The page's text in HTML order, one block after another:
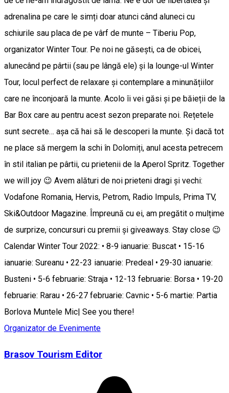
adrenalina pe care le simți doar atunci când aluneci cu
schiurile sau placa de pe vârf de munte – Tiberiu Pop,
organizator Winter Tour. Pe noi ne găsești, ca de obicei,
alunecând pe pârtii (sau pe lângă ele) și la lounge-ul Winter
Tour, locul perfect de relaxare și contemplare a minunățiilor
care ne înconjoară la munte. Acolo îi vei găsi și pe băieții de la
Bar Box care au pentru acest sezon preparate noi. Rețetele
sunt secrete… așa că hai să le descoperi la munte. Și dacă tot
ne place să mergem la schi în Dolomiți, anul acesta petrecem
în stil italian pe pârtii, cu prietenii de la Aperol Spritz. Together
we will joy 😉 Avem alături de noi prieteni dragi și vechi:
Vodafone Romania, Hervis, Petrom, Radio Impuls, Prima TV,
Ski&Outdoor Magazine. Împreună cu ei, am pregătit o mulțime
de surprize, concursuri cu premii și giveaways. Stay close 😉
Calendar Winter Tour 2022: • 8-9 ianuarie: Buscat • 15-16
ianuarie: Sureanu • 22-23 ianuarie: Predeal • 29-30 ianuarie:
Busteni • 5-6 februarie: Straja • 12-13 februarie: Borsa • 19-20
februarie: Rarau • 26-27 februarie: Cavnic • 5-6 martie: Partia
Borlova Muntele Mic| See you there!
Organizator de Evenimente
Brasov Tourism Editor